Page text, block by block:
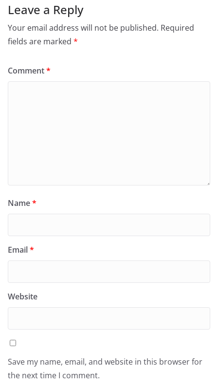
Leave a Reply
Your email address will not be published. Required
fields are marked *
Comment*
Name*
Email*
Website
Save my name, email, and website in this browser for
the next time I comment.